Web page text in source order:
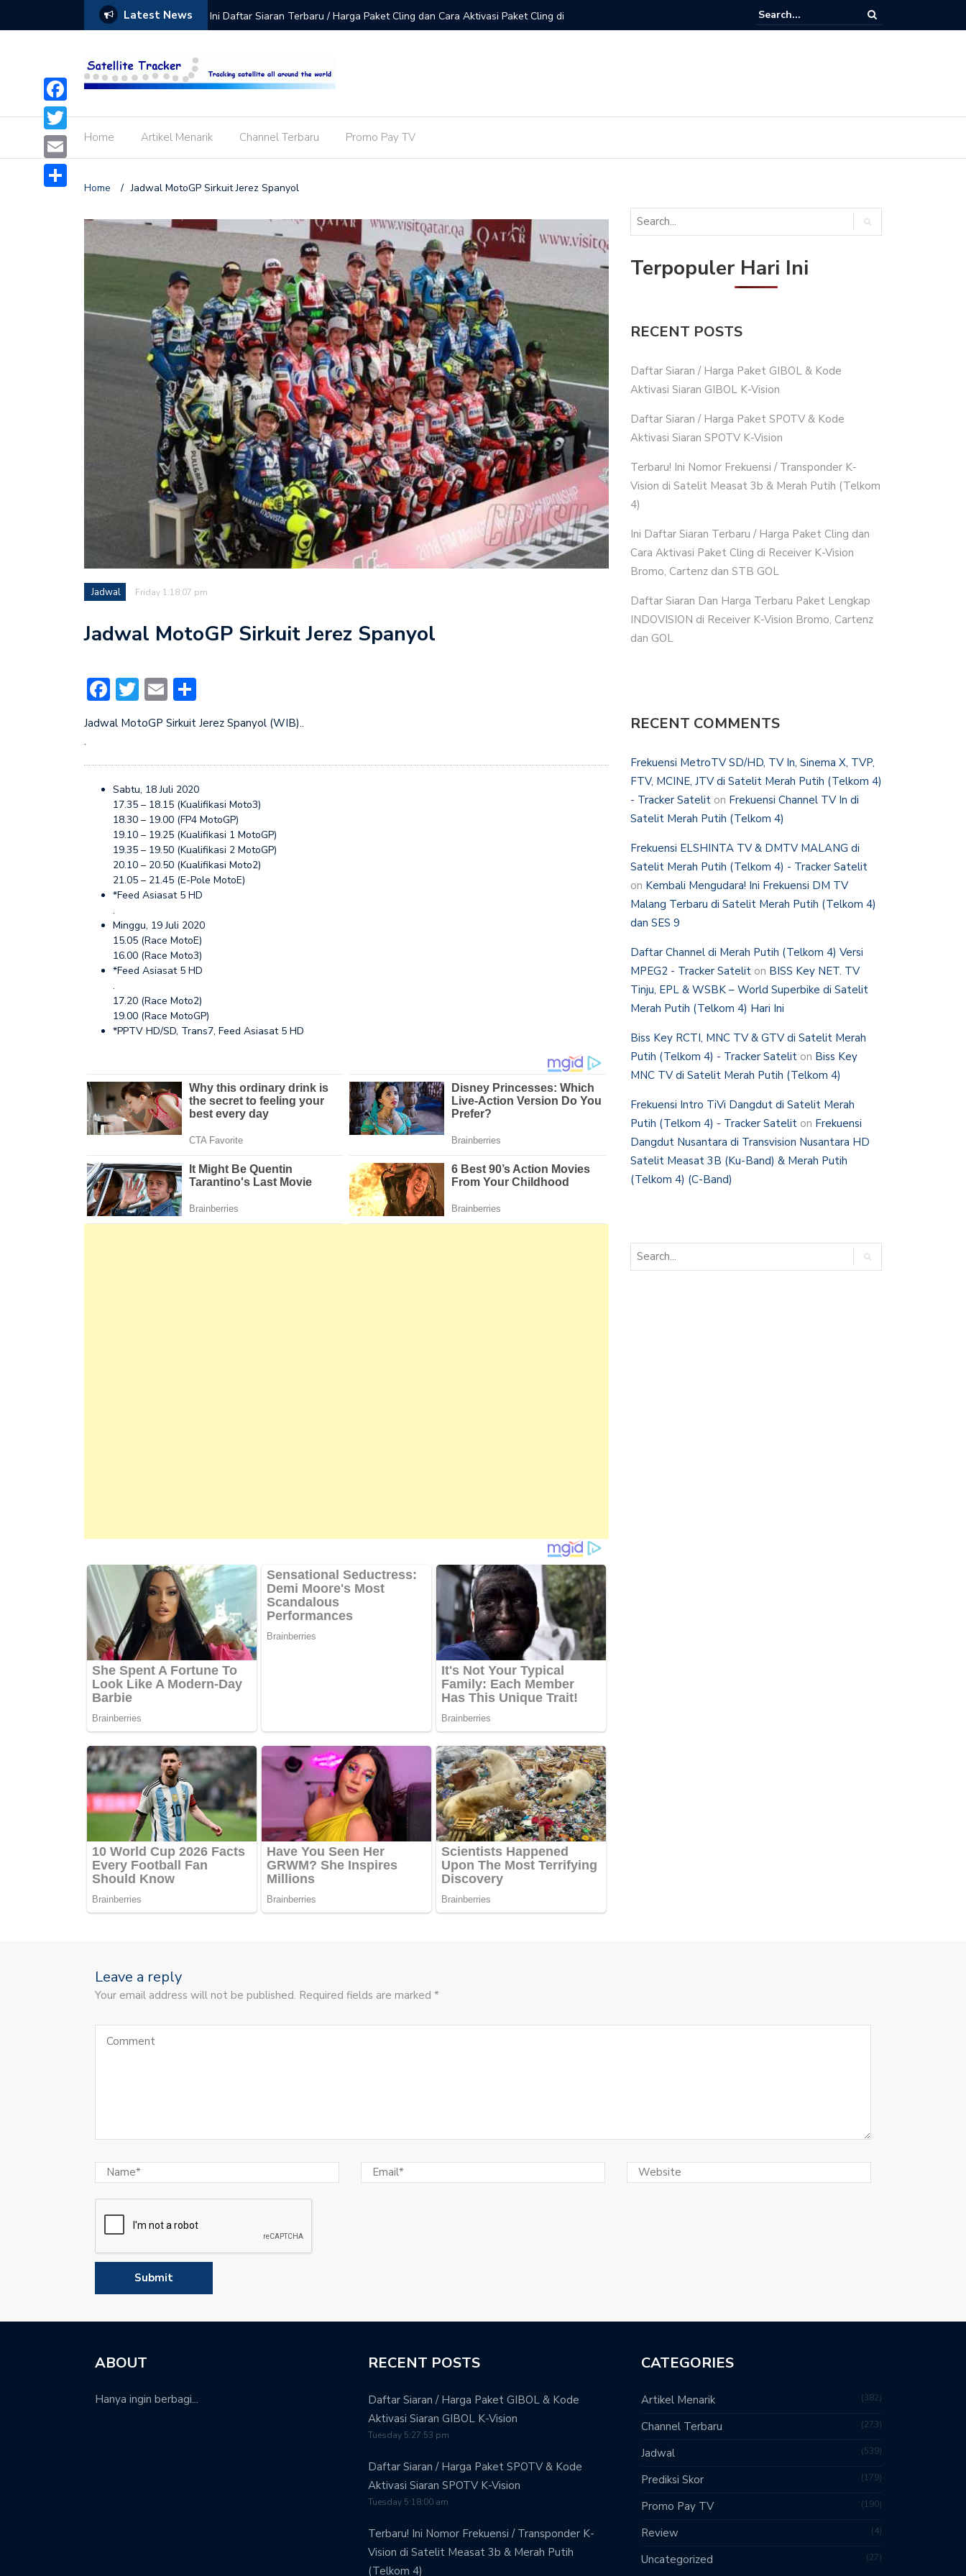
Latest News
dan Cara Aktivasi Paket Cling di
GOL
Daftar Siaran Dan Harga Terbaru Paket Lengkap INDOVISION di Receiver K-Vision
Bromo, Cartenz dan GOL
Update! Ini Frekuensi ANTV HD & VTV di Satelit Merah Putih (Telkom 4)
Home Artikel Menarik Channel Terbaru Promo Pay TV
Home / Jadwal MotoGP Sirkuit Jerez Spanyol
Jadwal Friday 1:18:07 pm
Jadwal MotoGP Sirkuit Jerez Spanyol
Facebook
Twitter
Email
Jadwal MotoGP Sirkuit Jerez Spanyol (WIB)..
.
Sabtu, 18 Juli 2020
17.35 – 18.15 (Kualifikasi Moto3)
18.30 – 19.00 (FP4 MotoGP)
19.10 – 19.25 (Kualifikasi 1 MotoGP)
19.35 – 19.50 (Kualifikasi 2 MotoGP)
20.10 – 20.50 (Kualifikasi Moto2)
21.05 – 21.45 (E-Pole MotoE)
*Feed Asiasat 5 HD
.
Minggu, 19 Juli 2020
15.05 (Race MotoE)
16.00 (Race Moto3)
*Feed Asiasat 5 HD
.
17.20 (Race Moto2)
19.00 (Race MotoGP)
*PPTV HD/SD, Trans7, Feed Asiasat 5 HD
Facebook
Twitter
Email
Terpopuler Hari Ini
RECENT POSTS
Daftar Siaran / Harga Paket GIBOL & Kode
Aktivasi Siaran GIBOL K-Vision
Daftar Siaran / Harga Paket SPOTV & Kode
Aktivasi Siaran SPOTV K-Vision
Terbaru! Ini Nomor Frekuensi / Transponder K-
Vision di Satelit Measat 3b & Merah Putih (Telkom
4)
Ini Daftar Siaran Terbaru / Harga Paket Cling dan
Cara Aktivasi Paket Cling di Receiver K-Vision
Bromo, Cartenz dan STB GOL
Daftar Siaran Dan Harga Terbaru Paket Lengkap
INDOVISION di Receiver K-Vision Bromo, Cartenz
dan GOL
RECENT COMMENTS
Frekuensi MetroTV SD/HD, TV In, Sinema X, TVP,
FTV, MCINE, JTV di Satelit Merah Putih (Telkom 4)
- Tracker Satelit on Frekuensi Channel TV In di
Satelit Merah Putih (Telkom 4)
Frekuensi ELSHINTA TV & DMTV MALANG di
Satelit Merah Putih (Telkom 4) - Tracker Satelit
on Kembali Mengudara! Ini Frekuensi DM TV
Malang Terbaru di Satelit Merah Putih (Telkom 4)
dan SES 9
Daftar Channel di Merah Putih (Telkom 4) Versi
MPEG2 - Tracker Satelit on BISS Key NET. TV
Tinju, EPL & WSBK – World Superbike di Satelit
Merah Putih (Telkom 4) Hari Ini
Biss Key RCTI, MNC TV & GTV di Satelit Merah
Putih (Telkom 4) - Tracker Satelit on Biss Key
MNC TV di Satelit Merah Putih (Telkom 4)
Frekuensi Intro TiVi Dangdut di Satelit Merah
Putih (Telkom 4) - Tracker Satelit on Frekuensi
Dangdut Nusantara di Transvision Nusantara HD
Satelit Measat 3B (Ku-Band) & Merah Putih
(Telkom 4) (C-Band)
Leave a reply
Your email address will not be published. Required fields are marked *
ABOUT
Hanya ingin berbagi...
RECENT POSTS
Daftar Siaran / Harga Paket GIBOL & Kode
Aktivasi Siaran GIBOL K-Vision
Tuesday 5:27:53 pm
Daftar Siaran / Harga Paket SPOTV & Kode
Aktivasi Siaran SPOTV K-Vision
Tuesday 5:18:00 am
Terbaru! Ini Nomor Frekuensi / Transponder K-
Vision di Satelit Measat 3b & Merah Putih
(Telkom 4)
CATEGORIES
Artikel Menarik 382
Channel Terbaru 273
Jadwal 539
Prediksi Skor 179
Promo Pay TV 190
Review 4
Uncategorized 27